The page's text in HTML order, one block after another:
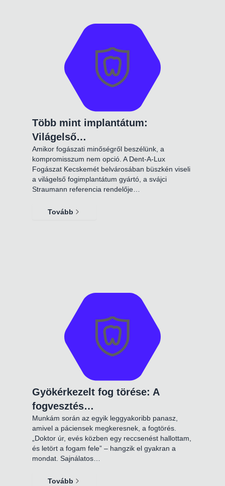
Több mint implantátum:
Világelső…
Amikor fogászati minőségről beszélünk, a
kompromisszum nem opció. A Dent-A-Lux
Fogászat Kecskemét belvárosában büszkén viseli
a világelső fogimplantátum gyártó, a svájci
Straumann referencia rendelője…
Tovább
Gyökérkezelt fog törése: A
fogvesztés…
Munkám során az egyik leggyakoribb panasz,
amivel a páciensek megkeresnek, a fogtörés.
„Doktor úr, evés közben egy reccsenést hallottam,
és letört a fogam fele” – hangzik el gyakran a
mondat. Sajnálatos…
Tovább